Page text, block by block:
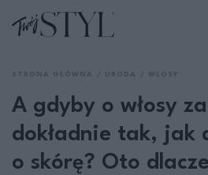
A gdyby o włosy
dokładnie tak, jak
o skórę? Oto